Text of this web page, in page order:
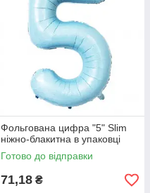
Фольгована цифра "5" Slim
ніжно-блакитна в упаковці
Готово до відправки
71,18 ₴